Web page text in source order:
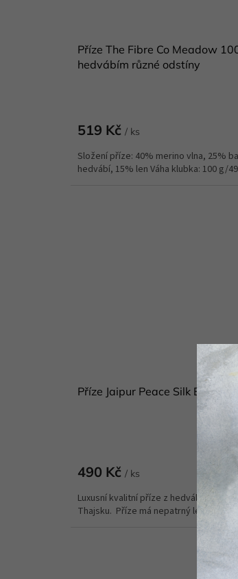
Příze The Fibre Co Meadow
hedvábím různé odstíny
519 Kč / ks
Složení příze: 40% merino vlna, 25%
hedvábí, 15% len Váha klubka: 100 g/
Příze Jaipur Peace Silk BC
490 Kč / ks
Luxusní kvalitní příze z hedvábí Eri se
Thajsku. Příze má nepatrný lesk, je...